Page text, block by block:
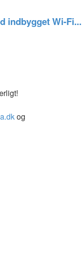
indbygget Wi-Fi...
og